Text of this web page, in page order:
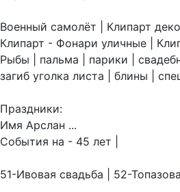
Военный самолёт | Клипарт
Клипарт - Фонари уличные |
Рыбы | пальма | парики |
загиб уголка листа | блины |
Праздники:
Имя Арслан ...
События на - 45 лет |
51-Ивовая свадьба | 52-